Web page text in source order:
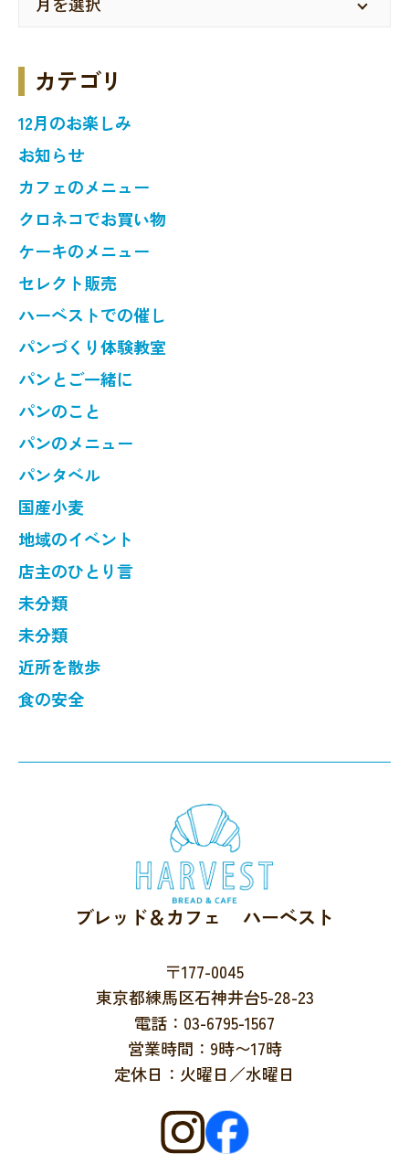
カテゴリ
12月のお楽しみ
お知らせ
カフェのメニュー
クロネコでお買い物
ケーキのメニュー
セレクト販売
ハーベストでの催し
パンづくり体験教室
パンとご一緒に
パンのこと
パンのメニュー
パンタベル
国産小麦
地域のイベント
店主のひとり言
未分類
未分類
近所を散歩
食の安全
ブレッド＆カフェ ハーベスト
〒177-0045
東京都練馬区石神井台5-28-23
電話：03-6795-1567
営業時間：9時〜17時
定休日：火曜日／水曜日